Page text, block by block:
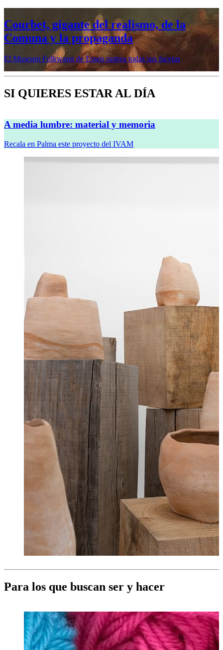
Mujeres prerrafaelitas, psiquiatría en la
vanguardia, Minor White o Dana
Lixenberg, en otoño en la Fundación
MAPFRE
Veremos cinco muestras en sus sedes de Madrid y Barcelona
SI QUIERES ESTAR AL DÍA
A media lumbre: material y memoria
Para los que buscan ser y hacer